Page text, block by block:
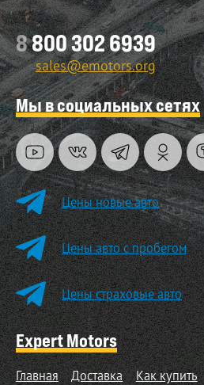
8800 302 6939
sales@emotors.org
Мы в социальных сетях
Цены новые авто
Цены авто с пробегом
Цены страховые авто
Expert Motors
Главная Доставка Как купить